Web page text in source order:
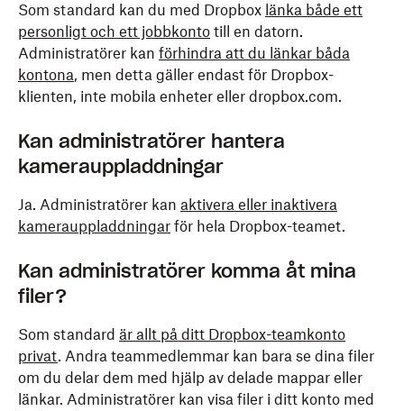
Som standard kan du med Dropbox länka både ett
personligt och ett jobbkonto till en datorn.
Administratörer kan förhindra att du länkar båda
kontona, men detta gäller endast för Dropbox-
klienten, inte mobila enheter eller dropbox.com.
Kan administratörer hantera
kamerauppladdningar
Ja. Administratörer kan aktivera eller inaktivera
kamerauppladdningar för hela Dropbox-teamet.
Kan administratörer komma åt mina
filer?
Som standard är allt på ditt Dropbox-teamkonto
privat. Andra teammedlemmar kan bara se dina filer
om du delar dem med hjälp av delade mappar eller
länkar. Administratörer kan visa filer i ditt konto med